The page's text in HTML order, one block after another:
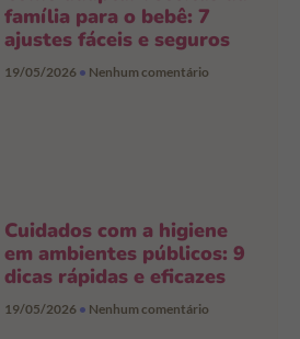
família para o bebê: 7
ajustes fáceis e seguros
19/05/2026 Nenhum comentário
Cuidados com a higiene
em ambientes públicos: 9
dicas rápidas e eficazes
19/05/2026 Nenhum comentário